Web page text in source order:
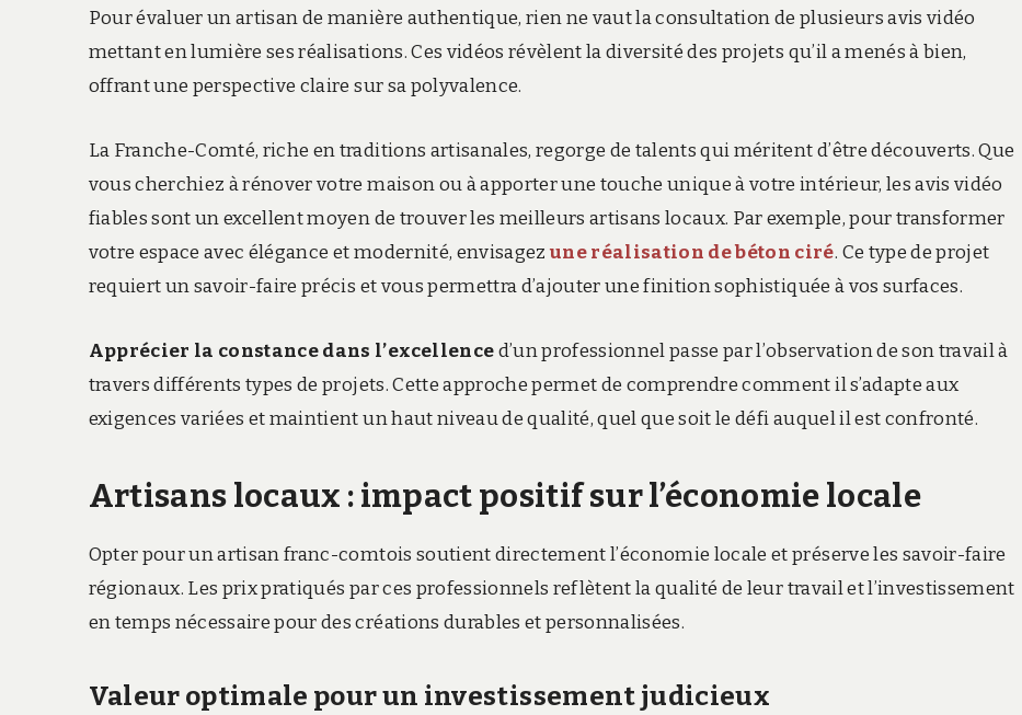
Pour évaluer un artisan de manière authentique, rien ne vaut la consultation de plusieurs avis vidéo
mettant en lumière ses réalisations. Ces vidéos révèlent la diversité des projets qu’il a menés à bien,
offrant une perspective claire sur sa polyvalence.
La Franche-Comté, riche en traditions artisanales, regorge de talents qui méritent d’être découverts. Que
vous cherchiez à rénover votre maison ou à apporter une touche unique à votre intérieur, les avis vidéo
fiables sont un excellent moyen de trouver les meilleurs artisans locaux. Par exemple, pour transformer
votre espace avec élégance et modernité, envisagezune réalisation de béton ciré. Ce type de projet
requiert un savoir-faire précis et vous permettra d’ajouter une finition sophistiquée à vos surfaces.
Apprécier la constance dans l’excellenced’un professionnel passe par l’observation de son travail à
travers différents types de projets. Cette approche permet de comprendre comment il s’adapte aux
exigences variées et maintient un haut niveau de qualité, quel que soit le défi auquel il est confronté.
Artisans locaux : impact positif sur l’économie locale
Opter pour un artisan franc-comtois soutient directement l’économie locale et préserve les savoir-faire
régionaux. Les prix pratiqués par ces professionnels reflètent la qualité de leur travail et l’investissement
en temps nécessaire pour des créations durables et personnalisées.
Valeur optimale pour un investissement judicieux